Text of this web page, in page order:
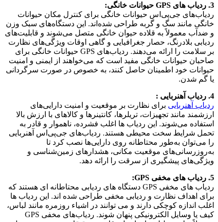
3. ردیاب های GPS حیوانات خانگی:
ردیاب‌های جی‌پی‌اس حیوانات خانگی برای کنترل مکان حیوانات
خانگی مانند سگ و گربه طراحی شده‌اند. این دستگاه‌های سبک وزن
و ضدآب معمولاً به قلاده حیوان خانگی متصل می‌شوند و قابلیت‌های
ردیابی بلادرنگ، حصار جغرافیایی و گاهی اوقات ویژگی‌های نظارت
بر سلامت را ارائه می‌دهند. ردیاب‌های GPS حیوانات خانگی برای
صاحبان حیوانات خانگی مفید است که می‌خواهند از ایمنی و امنیت
حیوانات خود اطمینان حاصل کنند، به خصوص در صورت سرگردانی
یا گم شدن.
4. ردیاب آهنربایی :
ردیاب آهنربایی برای نظارت بر موقعیت و امنیت دارایی‌های
ارزشمند مانند تجهیزات، تریلرها، کانتینرها و کالاهای با ارزش بالا
استفاده می‌شوند. این ردیاب ها اغلب فشرده، ناهموار و قادر به
تحمل شرایط سخت محیطی هستند. ردیاب‌های جی‌پی‌اس آهنربایی
را می‌توان به‌طور محتاطانه روی دارایی‌ها نصب کرد تا
به‌روزرسانی‌های موقعیت مکانی، هشدارهای زمین‌شناسی و
ویژگی‌های پیشگیری از سرقت را ارائه دهد.
5. ردیاب های مخفی GPS:
ردیاب های مخفی GPS دستگاه های ردیابی محتاطانه ای هستند که
برای اهداف نظارت و ردیابی مخفی طراحی شده اند. این ردیاب ها
اغلب اندازه کوچکی دارند و می توانند در اشیاء روزمره مانند لباس،
کیف یا وسایل الکترونیکی پنهان شوند. ردیاب‌های مخفی GPS